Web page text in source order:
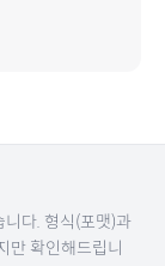
다. 형식(포맷)과
만 확인해드립니